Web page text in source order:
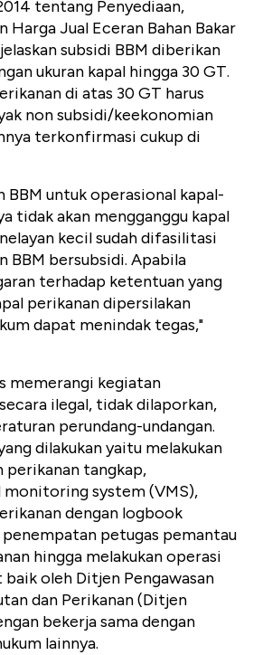
tentang Penyediaan,
Harga Jual Eceran Bahan Bakar
subsidi BBM diberikan
ukuran kapal hingga 30 GT.
di atas 30 GT harus
non subsidi/keekonomian
terkonfirmasi cukup di
BBM untuk operasional kapal-
tidak akan mengganggu kapal
kecil sudah difasilitasi
BBM bersubsidi. Apabila
terhadap ketentuan yang
perikanan dipersilakan
dapat menindak tegas,"
memerangi kegiatan
ilegal, tidak dilaporkan,
perundang-undangan.
dilakukan yaitu melakukan
tangkap,
monitoring system (VMS),
dengan logbook
penempatan petugas pemantau
hingga melakukan operasi
baik oleh Ditjen Pengawasan
dan Perikanan (Ditjen
bekerja sama dengan
lainnya.